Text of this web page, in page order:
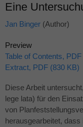
Eine
Jan Binger (Author)
Preview
Table of Contents,
Extract, PDF (830 KB)
Diese Arbeit
lege lata) für den
von
herausgearbeitet,